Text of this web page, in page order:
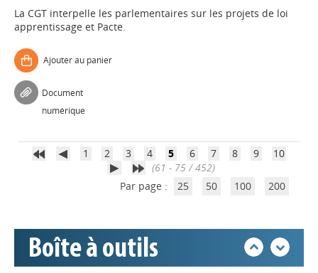
La CGT interpelle les parlementaires sur les projets de loi
apprentissage et Pacte.
Ajouter au panier
Document
numérique
1 2 3 4 5 6 7 8 9
10
(61 - 75 / 452)
Par page :
25 50 100 200
Boîte à outils
Accéder à son compte - (Se
Base documentaire
Appels à projets
Accéder à son compte - (Se